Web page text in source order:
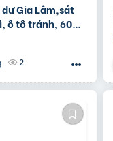
Gia Lâm,sát
ô tô tránh, 60m,
2